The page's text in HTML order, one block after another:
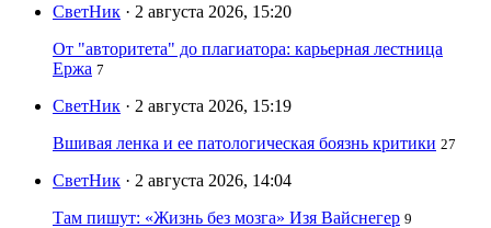
СветНик · 2 августа 2026, 15:20
От "авторитета" до плагиатора: карьерная лестница
Ержа 7
СветНик · 2 августа 2026, 15:19
Вшивая ленка и ее патологическая боязнь критики 27
СветНик · 2 августа 2026, 14:04
Там пишут: «Жизнь без мозга» Изя Вайснегер 9